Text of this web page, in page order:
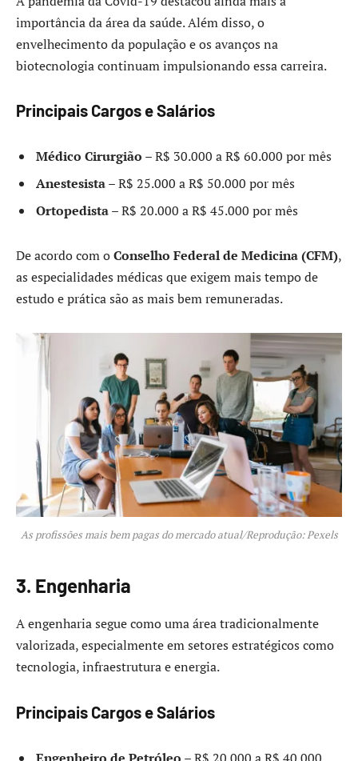
importância da área da saúde. Além disso, o
envelhecimento da população e os avanços na
biotecnologia continuam impulsionando essa carreira.
Principais Cargos e Salários
Médico Cirurgião – R$ 30.000 a R$ 60.000 por mês
Anestesista– R$ 25.000 a R$ 50.000 por mês
Ortopedista– R$ 20.000 a R$ 45.000 por mês
De acordo com oConselho Federal de Medicina (CFM),
as especialidades médicas que exigem mais tempo de
estudo e prática são as mais bem remuneradas.
As profissões mais bem pagas do mercado atual/Reprodução: Pexels
3. Engenharia
A engenharia segue como uma área tradicionalmente
valorizada, especialmente em setores estratégicos como
tecnologia, infraestrutura e energia.
Principais Cargos e Salários